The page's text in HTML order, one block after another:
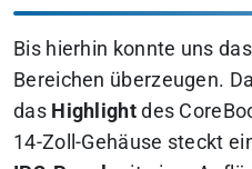
Bis hierhin konnte uns
Bereichen überzeugen.
das Highlightdes
14-Zoll-Gehäuse steckt